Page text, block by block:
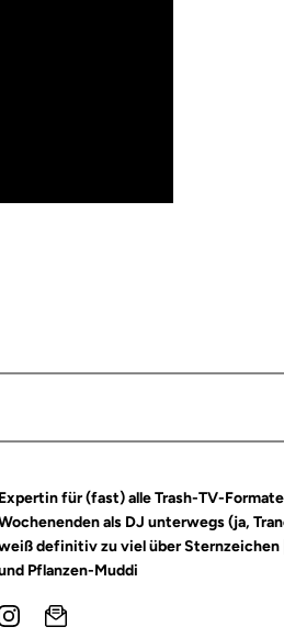
Expertin für (fast) alle Trash-TV-
als DJ unterwegs (ja,
definitiv zu viel über Sternzeichen
Pflanzen-Muddi